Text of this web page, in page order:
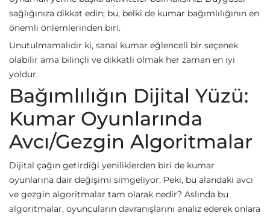
sağlığınıza dikkat edin; bu, belki de kumar bağımlılığının en
önemli önlemlerinden biri.
Unutulmamalıdır ki, sanal kumar eğlenceli bir seçenek
olabilir ama bilinçli ve dikkatli olmak her zaman en iyi
yoldur.
Bağımlılığın Dijital Yüzü:
Kumar Oyunlarında
Avcı/Gezgin Algoritmalar
Dijital çağın getirdiği yeniliklerden biri de kumar
oyunlarına dair değişimi simgeliyor. Peki, bu alandaki avcı
ve gezgin algoritmalar tam olarak nedir? Aslında bu
algoritmalar, oyuncuların davranışlarını analiz ederek onlara